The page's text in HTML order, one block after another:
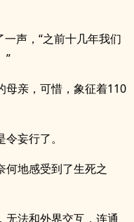
声，“之前十几年我们
”
母亲，可惜，象征着110
妄行了。
何地感受到了生死之
无法和外界交互，连通